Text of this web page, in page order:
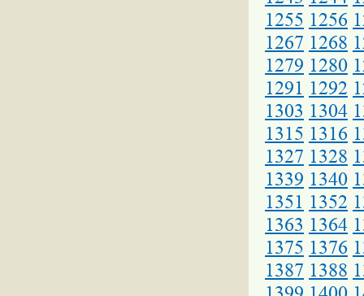
1255 1256
1267 1268
1279 1280
1291 1292
1303 1304
1315 1316
1327 1328
1339 1340
1351 1352
1363 1364
1375 1376
1387 1388